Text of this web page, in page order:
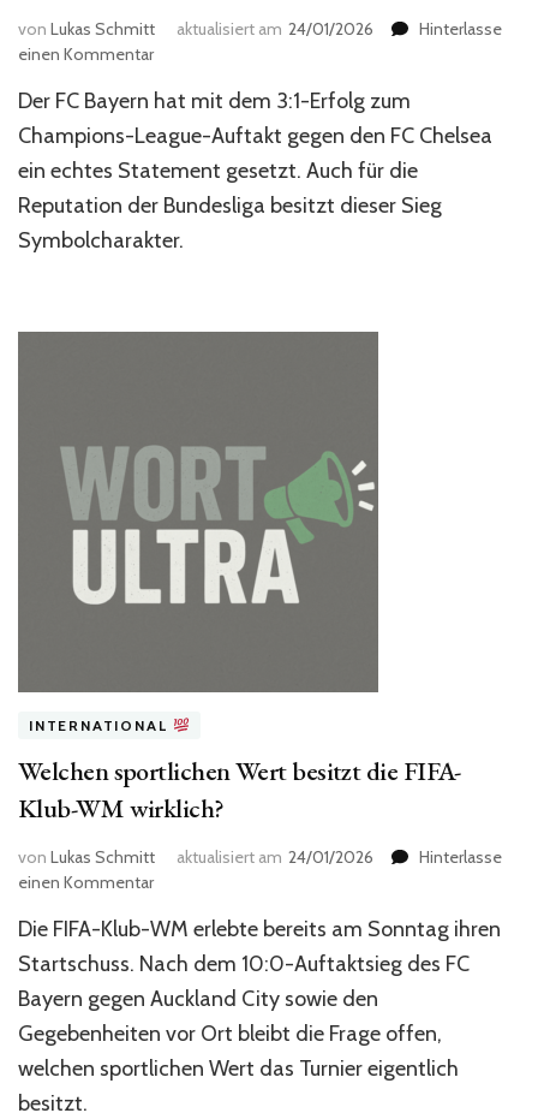
von Lukas Schmitt aktualisiert am 24/01/2026
Hinterlasse
einen Kommentarzu
der
Bayern-
Sieg
gegen
Chelsea
Symbolcharakter
besitzt
Der FC Bayern hat mit dem 3:1-Erfolg zum
Champions-League-Auftakt gegen den FC Chelsea
ein echtes Statement gesetzt. Auch für die
Reputation der Bundesliga besitzt dieser Sieg
Symbolcharakter.
INTERNATIONAL
Welchen sportlichen Wert besitzt die FIFA-
Klub-WM wirklich?
von Lukas Schmitt aktualisiert am 24/01/2026
Hinterlasse
einen Kommentarzu
sportlichen
Wert
die
FIFA-
Klub-
WM
Die FIFA-Klub-WM erlebte bereits am Sonntag ihren
Startschuss. Nach dem 10:0-Auftaktsieg des FC
Bayern gegen Auckland City sowie den
Gegebenheiten vor Ort bleibt die Frage offen,
welchen sportlichen Wert das Turnier eigentlich
besitzt.